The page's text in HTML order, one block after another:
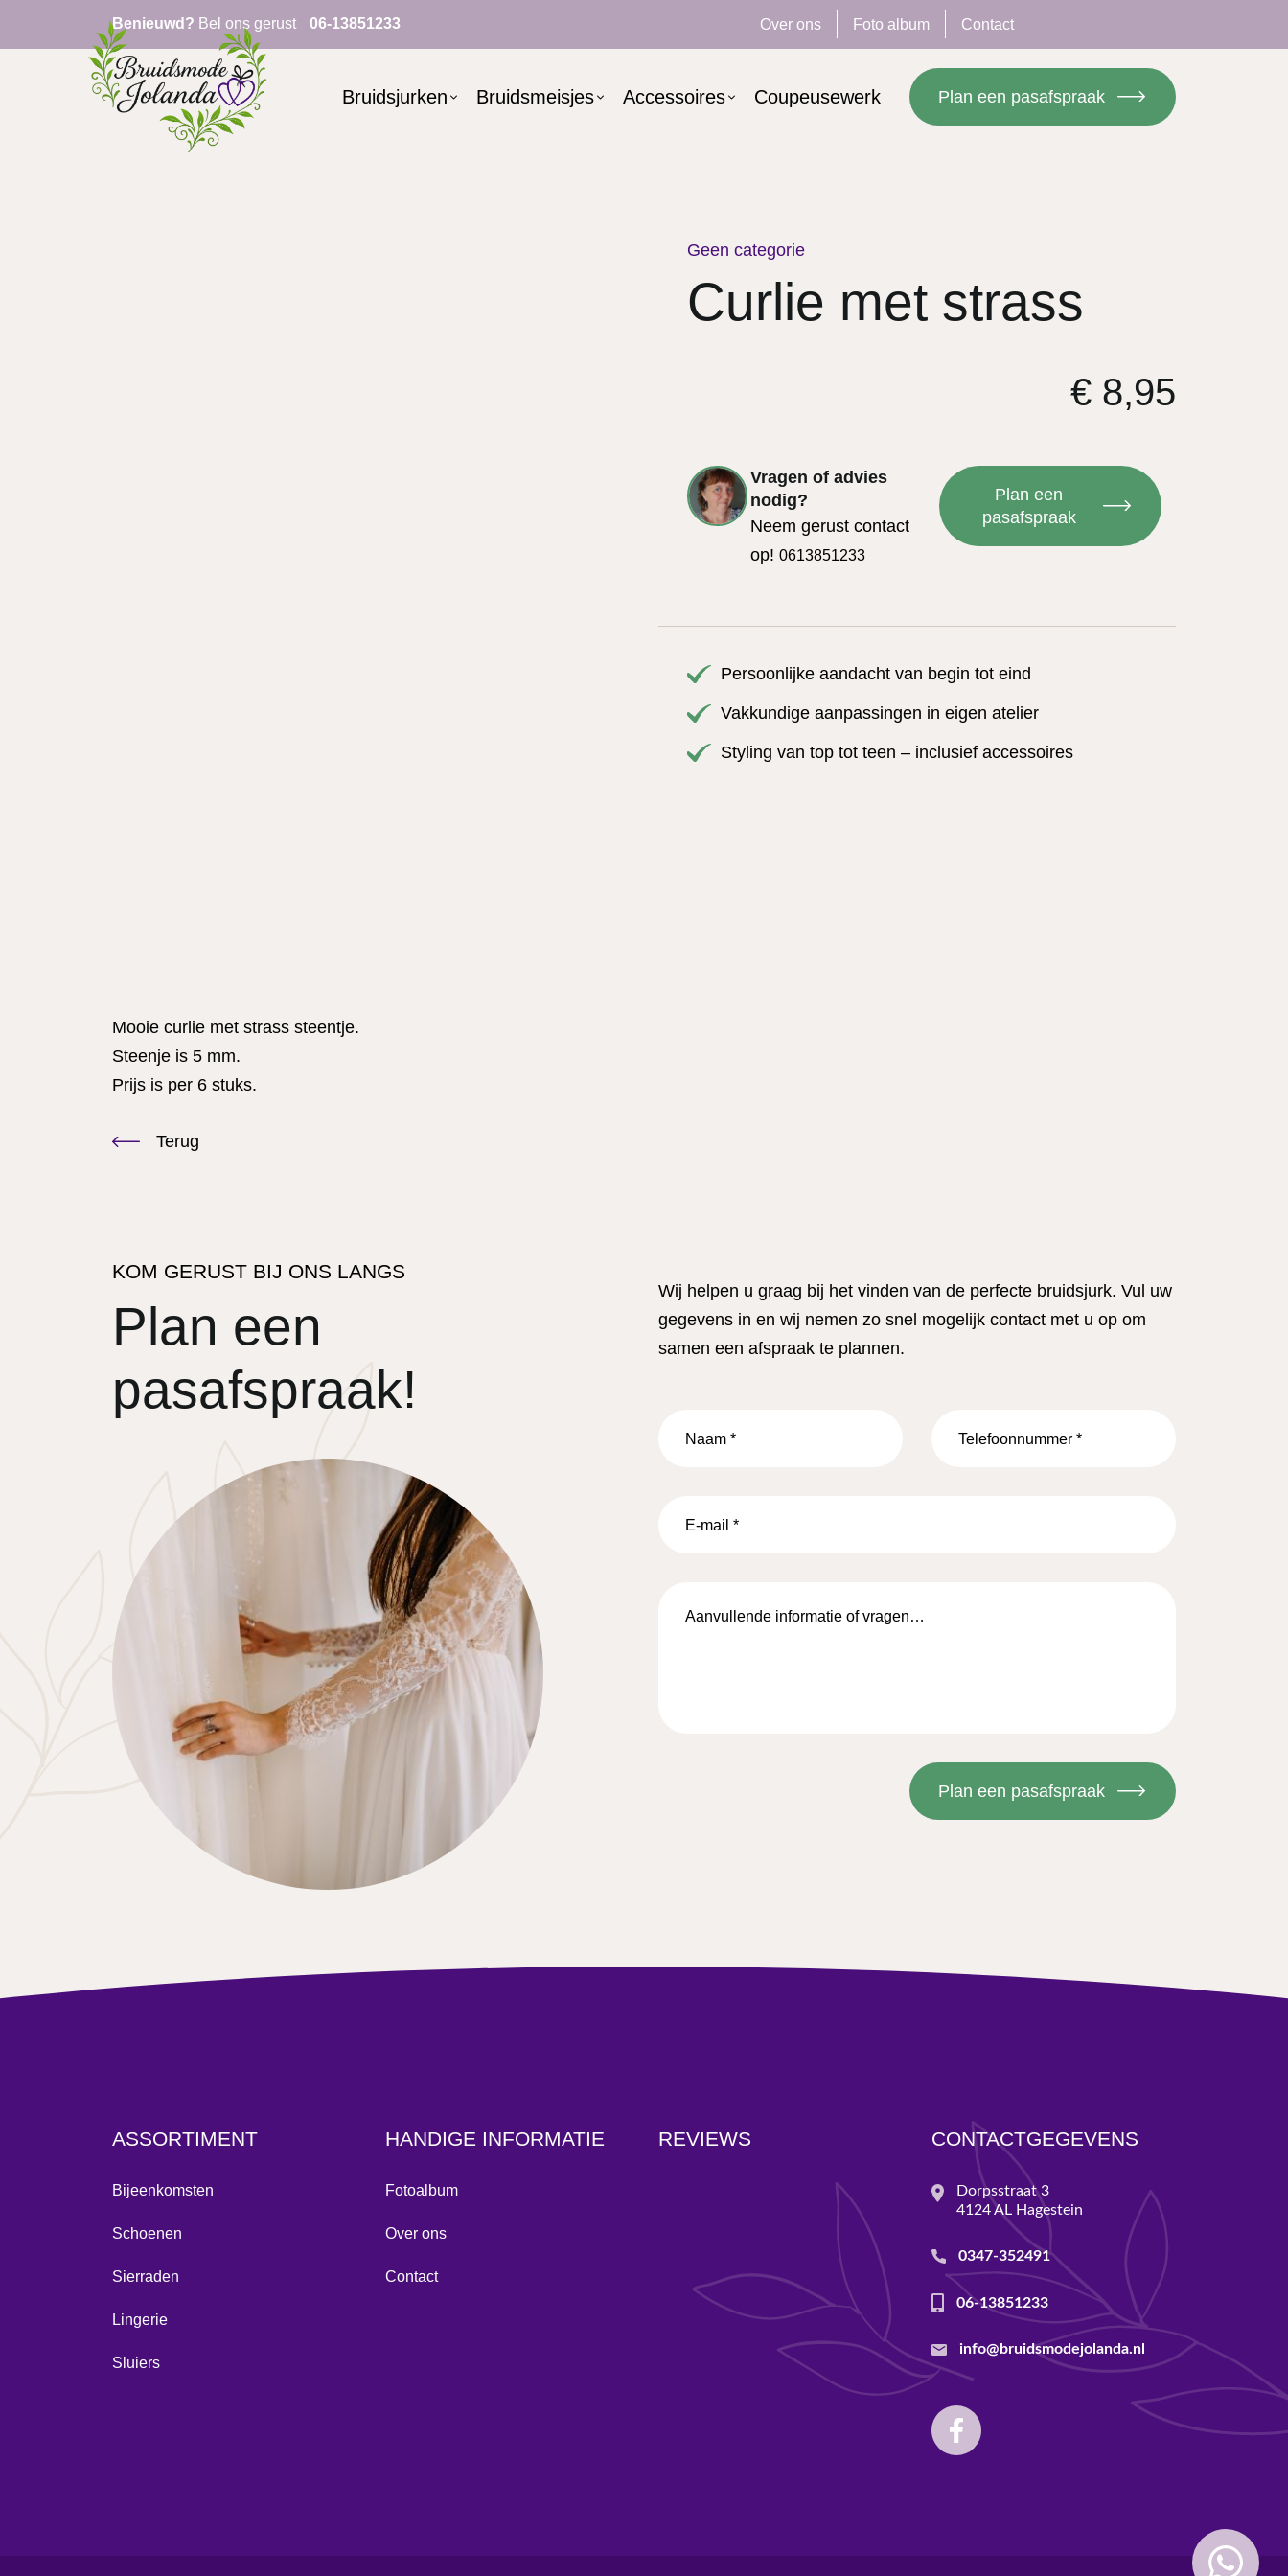
Benieuwd? Bel ons gerust 06-13851233 Over ons Foto album Contact
Bruidsjurken Bruidsmeisjes Accessoires Coupeusewerk Plan een pasafspraak
Geen categorie
Curlie met strass
€ 8,95
Vragen of advies
nodig?
Neem gerust contact
op!0613851233
Plan een
pasafspraak
Persoonlijke aandacht van begin tot eind
Vakkundige aanpassingen in eigen atelier
Styling van top tot teen – inclusief accessoires
Mooie curlie met strass steentje.
Steenje is 5 mm.
Prijs is per 6 stuks.
Terug
KOM GERUST BIJ ONS LANGS
Plan een
pasafspraak!
Wij helpen u graag bij het vinden van de perfecte bruidsjurk. Vul uw
gegevens in en wij nemen zo snel mogelijk contact met u op om
samen een afspraak te plannen.
mail
informatie
ASSORTIMENT
Bijeenkomsten
Schoenen
Sierraden
Lingerie
Sluiers
HANDIGE INFORMATIE
Fotoalbum
Over ons
Contact
REVIEWS CONTACTGEGEVENS
Dorpsstraat 3
4124 AL Hagestein
0347-352491
06-13851233
info@bruidsmodejolanda.nl